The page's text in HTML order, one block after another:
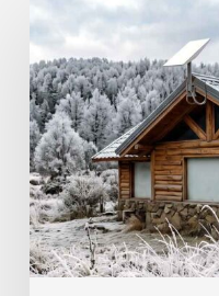
evitar
que
el
frío
corte
tu
conexión
de